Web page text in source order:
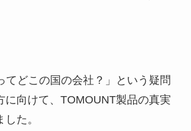
てどこの国の会社？」という疑問
に向けて、TOMOUNT製品の真実
た。